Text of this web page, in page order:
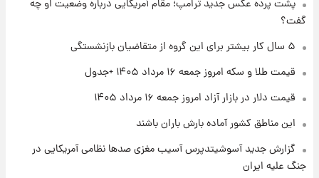
قیمت سکه و طلا فردا
پشت پرده عکس جدید ترامپ؛ مقام آمریکایی درباره وضعیت او چه
گفت؟
۵ سال کار بیشتر برای این گروه از متقاضیان بازنشستگی
قیمت طلا و سکه امروز جمعه ۱۶ مرداد ۱۴۰۵ +جدول
قیمت دلار در بازار آزاد امروز جمعه ۱۶ مرداد ۱۴۰۵
این مناطق کشور آماده بارش باران باشند
گزارش جدید آسوشیتدپرس آسیب مغزی صدها نظامی آمریکایی در
جنگ علیه ایران